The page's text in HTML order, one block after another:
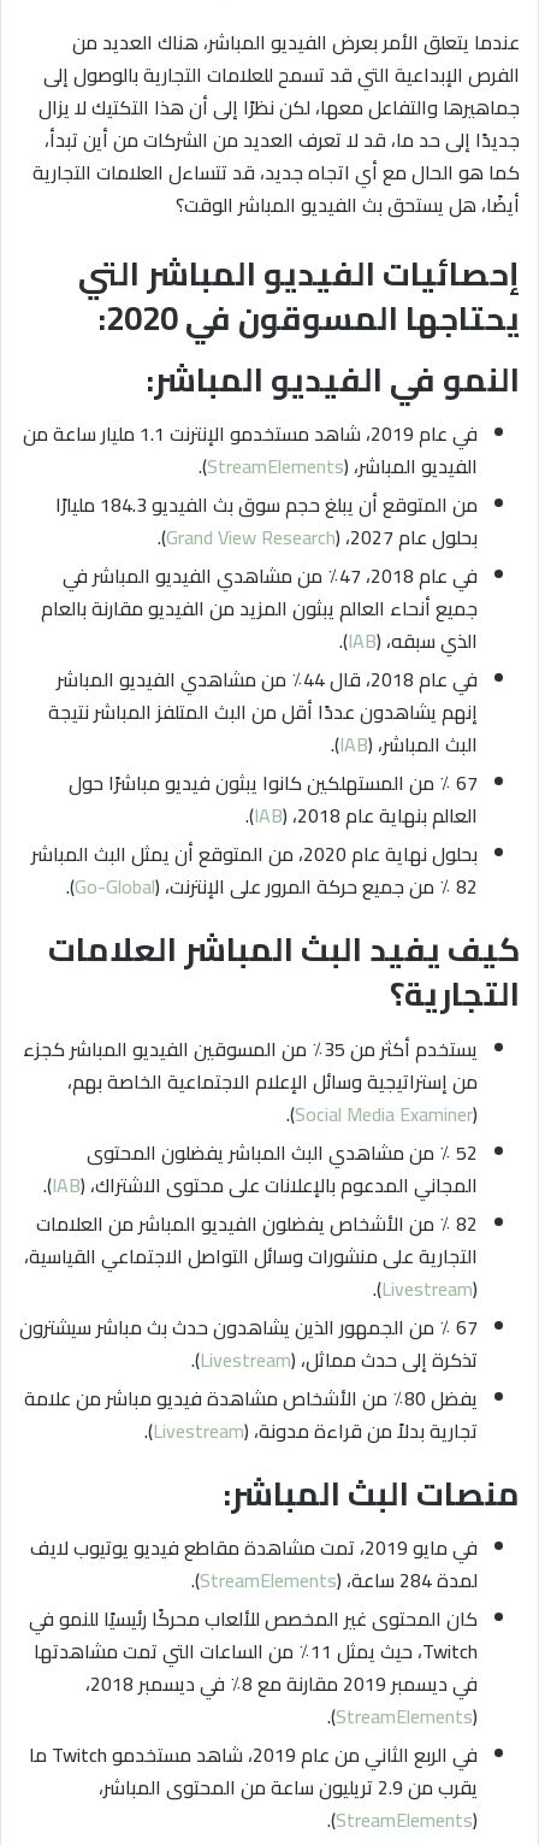
عندما يتعلق الأمر بعرض الفيديو المباشر، هناك العديد من
الفرص الإبداعية التي قد تسمح للعلامات التجارية بالوصول إلى
جماهيرها والتفاعل معها، لكن نظرًا إلى أن هذا التكتيك لا يزال
جديدًا إلى حد ما، قد لا تعرف العديد من الشركات من أين تبدأ،
كما هو الحال مع أي اتجاه جديد، قد تتساءل العلامات التجارية
أيضًا، هل يستحق بث الفيديو المباشر الوقت؟
إحصائيات الفيديو المباشر التي
يحتاجها المسوقون في 2020:
النمو في الفيديو المباشر:
في عام 2019، شاهد مستخدمو الإنترنت 1.1 مليار ساعة من
الفيديو المباشر، (StreamElements
).
من المتوقع أن يبلغ حجم سوق بث الفيديو 184.3 مليارًا
بحلول عام 2027، (
Grand View Research
).
في عام 2018، 47٪ من مشاهدي الفيديو المباشر في
جميع أنحاء العالم يبثون المزيد من الفيديو مقارنة بالعام
الذي سبقه، (IAB
).
في عام 2018، قال 44٪ من مشاهدي الفيديو المباشر
إنهم يشاهدون عددًا أقل من البث المتلفز المباشر نتيجة
البث المباشر، (IAB
).
67 ٪ من المستهلكين كانوا يبثون فيديو مباشرًا حول
العالم بنهاية عام 2018، (
IAB
).
بحلول نهاية عام 2020، من المتوقع أن يمثل البث المباشر
82 ٪ من جميع حركة المرور على الإنترنت، (
Go-Global
).
كيف يفيد البث المباشر العلامات
التجارية؟
يستخدم أكثر من 35٪ من المسوقين الفيديو المباشر كجزء
من إستراتيجية وسائل الإعلام الاجتماعية الخاصة بهم،
(
Social Media Examiner
).
52 ٪ من مشاهدي البث المباشر يفضلون المحتوى
المجاني المدعوم بالإعلانات على محتوى الاشتراك، (IAB
).
82 ٪ من الأشخاص يفضلون الفيديو المباشر من العلامات
التجارية على منشورات وسائل التواصل الاجتماعي القياسية،
(
Livestream
).
67 ٪ من الجمهور الذين يشاهدون حدث بث مباشر سيشترون
تذكرة إلى حدث مماثل، (Livestream
).
يفضل 80٪ من الأشخاص مشاهدة فيديو مباشر من علامة
تجارية بدلاً من قراءة مدونة، (Livestream
).
منصات البث المباشر:
في مايو 2019، تمت مشاهدة مقاطع فيديو يوتيوب لايف
لمدة 284 ساعة، (
StreamElements
).
كان المحتوى غير المخصص للألعاب محركًا رئيسيًا للنمو في
Twitch، حيث يمثل 11٪ من الساعات التي تمت مشاهدتها
في ديسمبر 2019 مقارنة مع 8٪ في ديسمبر 2018،
(
StreamElements
).
في الربع الثاني من عام 2019، شاهد مستخدمو Twitch ما
يقرب من 2.9 تريليون ساعة من المحتوى المباشر،
(
StreamElements
).